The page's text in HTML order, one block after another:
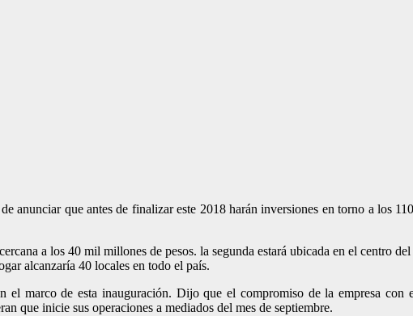
anunciar que antes de finalizar este 2018 harán inversiones en torno a los
a los 40 mil millones de pesos. la segunda estará ubicada en el centro
alcanzaría 40 locales en todo el país.
marco de esta inauguración. Dijo que el compromiso de la empresa con
que inicie sus operaciones a mediados del mes de septiembre.